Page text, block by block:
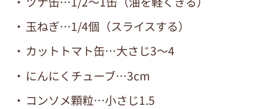
玉ねぎ…1/4個（スライスする）
カットトマト缶…大さじ3～4
にんにくチューブ…3cm
コンソメ顆粒…小さじ1.5